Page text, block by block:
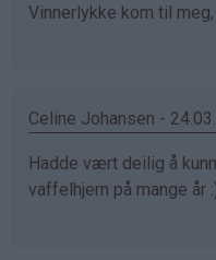
Vinnerlykke kom til
Celine Johansen -
Hadde vært deilig å
vaffelhjern på mange år